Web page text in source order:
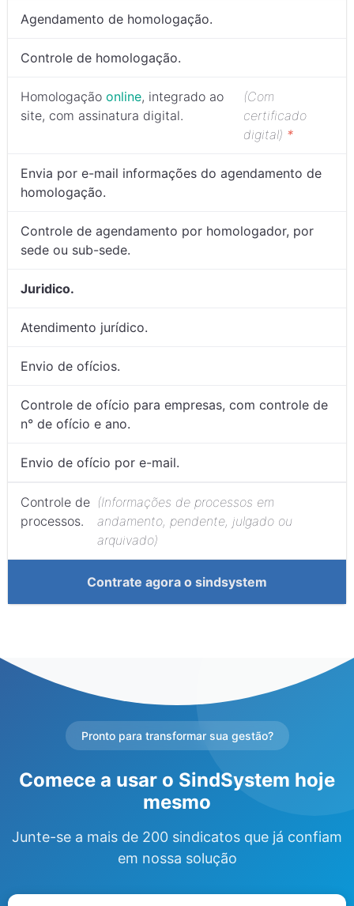
Agendamento de homologação.
Controle de homologação.
Homologação online, integrado ao
site, com assinatura digital.
(Com
certificado
digital) *
Envia por e-mail informações do agendamento de
homologação.
Controle de agendamento por homologador, por
sede ou sub-sede.
Juridico.
Atendimento jurídico.
Envio de ofícios.
Controle de ofício para empresas, com controle de
n° de ofício e ano.
Envio de ofício por e-mail.
Controle de
processos.
(Informações de processos em
andamento, pendente, julgado ou
arquivado)
Contrate agora o sindsystem
Pronto para transformar sua gestão?
Comece a usar o SindSystem hoje
mesmo
Junte-se a mais de 200 sindicatos que já confiam
em nossa solução